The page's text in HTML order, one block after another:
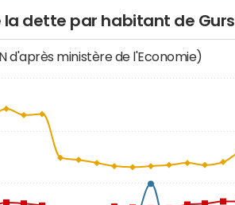
la dette par habitant de Gurs
d'après ministère de l'Economie)